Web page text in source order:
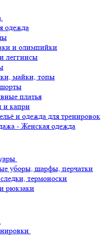
одежда
и олимпийки
леггинсы
майки, топы
платья
и капри
и одежда для тренировок
- Женская одежда
уборы, шарфы, перчатки
термоноски
рюкзаки